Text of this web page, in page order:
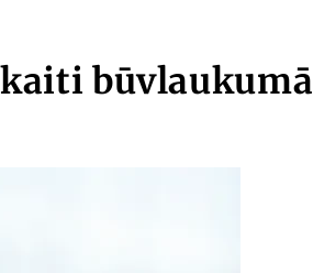
būvlaukumā